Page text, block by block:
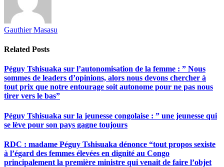
Gauthier Masasu
Related Posts
Péguy Tshisuaka sur l’autonomisation de la femme : ” Nous
sommes de leaders d’opinions, alors nous devons chercher à
tout prix que notre entourage soit autonome pour ne pas nous
tirer vers le bas”
Péguy Tshisuaka sur la jeunesse congolaise : ” une jeunesse qui
se lève pour son pays gagne toujours
RDC : madame Péguy Tshisuaka dénonce “tout propos sexiste
à l’égard des femmes élevées en dignité au Congo
principalement la première ministre qui venait de faire l’objet